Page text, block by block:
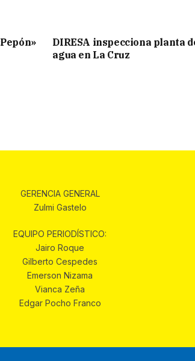
DIRESA inspecciona planta
agua en La Cruz
GERENCIA GENERAL
Zulmi Gastelo
EQUIPO PERIODÍSTICO:
Jairo Roque
Gilberto Cespedes
Emerson Nizama
Vianca Zeña
Edgar Pocho Franco